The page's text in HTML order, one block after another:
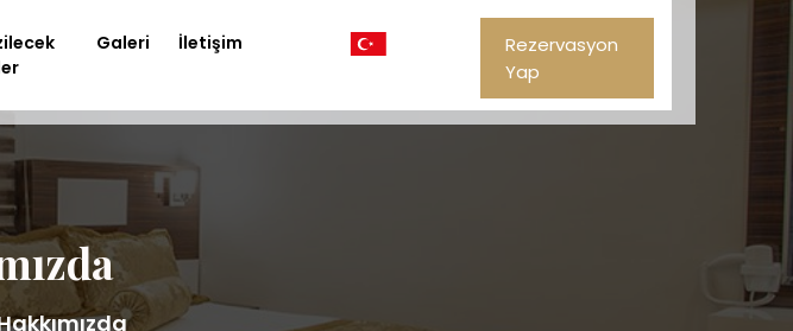
Galeri İletişim
Rezervasyon
Yap